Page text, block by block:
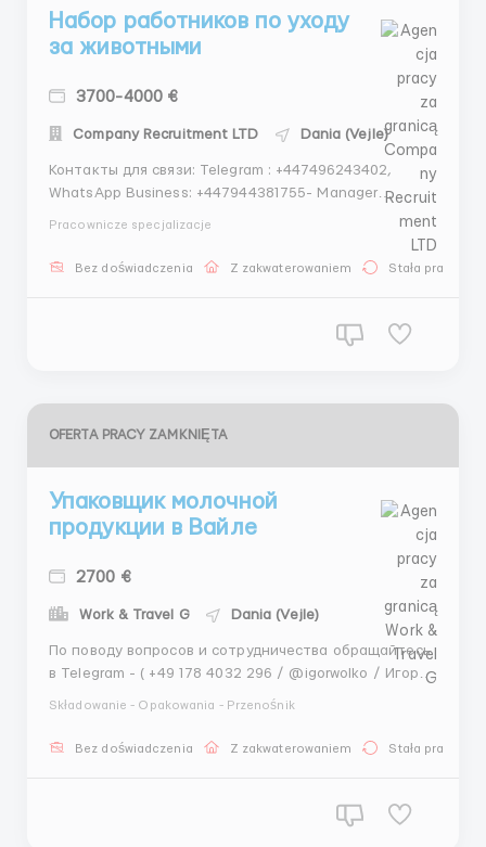
Набор работников по уходу
за животными
3700-4000 €
Company Recruitment LTD Dania (Vejle)
Контакты для связи: Telegram : +447496243402,
WhatsApp Business: +447944381755- Manager
для всех сотрудников за счет работодателя 3 раза в
Pracownicze specjalizacje
Bez doświadczenia Z zakwaterowaniem Stała praca
OFERTA PRACY ZAMKNIĘTA
Упаковщик молочной
продукции в Вайле
2700 €
Work & Travel G Dania (Vejle)
По поводу вопросов и сотрудничества обращайтесь
в Telegram - ( +49 178 4032 296 / @igorwolko / Игорь )
WhatsApp - ( +49 178 4032 296 Игорь) В г. Вайле на
приглашаем работников на упаковку сыров. Возраст
Składowanie - Opakowania - Przenośnik
Bez doświadczenia Z zakwaterowaniem Stała praca